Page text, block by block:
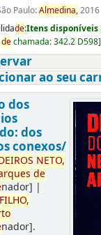
Paulo:Almedina,2016
de:Itens disponíveis
dechamada:342.2 D598]
ao seu
dos
dos
conexos/
IROS NETO,
de
nador] |
FILHO,
nador].